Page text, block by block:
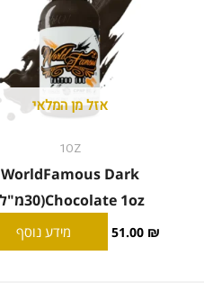
אזל מן המלאי
1OZ
WorldFamous Dark
Chocolate 1oz(30מ"ל)
51.00 ₪ מידע נוסף